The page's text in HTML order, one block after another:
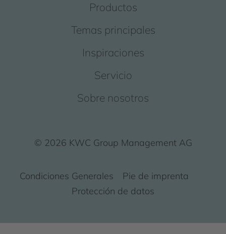
Productos
Temas principales
Inspiraciones
Servicio
Sobre nosotros
© 2026 KWC Group Management AG
Condiciones Generales
Pie de imprenta
Protección de datos